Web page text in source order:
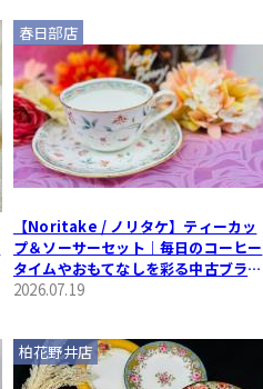
【Noritake / ノリタケ】ティーカッ
プ＆ソーサーセット｜毎日のコーヒー
タイムやおもてなしを彩る中古ブラン
ド食器
2026.07.19
春日部店
柏花野井店